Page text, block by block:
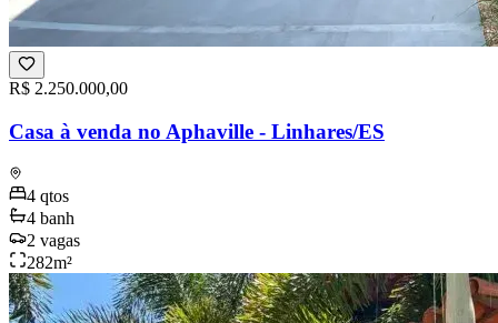
R$ 2.250.000,00
Casa à venda no Aphaville - Linhares/ES
4 qtos
4 banh
2 vagas
282m²